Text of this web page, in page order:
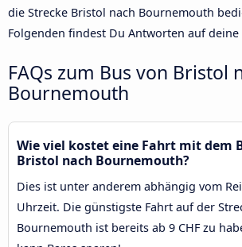
die Strecke Bristol nach Bournemouth
Folgenden findest Du Antworten auf deine
FAQs zum Bus von Bristol
Bournemouth
Wie viel kostet eine Fahrt mit dem
Bristol nach Bournemouth?
Dies ist unter anderem abhängig vom
Uhrzeit. Die günstigste Fahrt auf der
Bournemouth ist bereits ab 9 CHF zu